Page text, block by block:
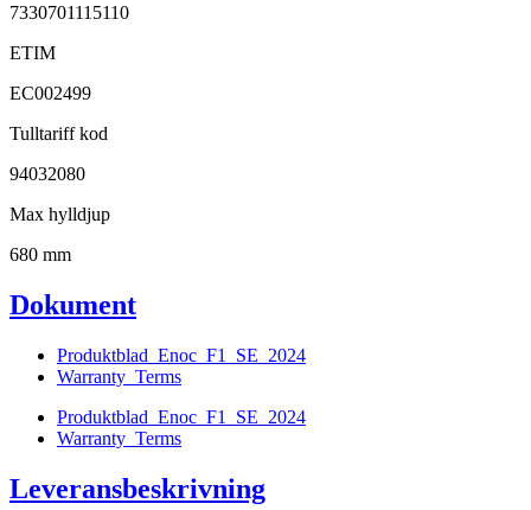
7330701115110
ETIM
EC002499
Tulltariff kod
94032080
Max hylldjup
680 mm
Dokument
Produktblad_Enoc_F1_SE_2024
Warranty_Terms
Produktblad_Enoc_F1_SE_2024
Warranty_Terms
Leveransbeskrivning